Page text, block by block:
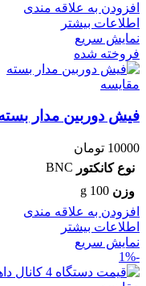
افزودن به علاقه مندی
اطلاعات بیشتر
نمایش سریع
فروخته شده
مقايسه
فیش دوربین مدار
10000 تومان
نوع کانکتور BNC
وزن 100 g
افزودن به علاقه مندی
اطلاعات بیشتر
نمایش سریع
-1%